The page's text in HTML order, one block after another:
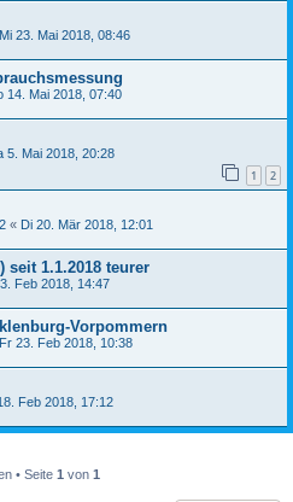
Mi 23. Mai 2018, 08:46
14. Mai 2018, 07:40
5. Mai 2018, 20:28
1 2
« Di 20. Mär 2018, 12:01
seit 1.1.2018 teurer
Feb 2018, 14:47
Vorpommern
Fr 23. Feb 2018, 10:38
Feb 2018, 17:12
• Seite 1 von 1